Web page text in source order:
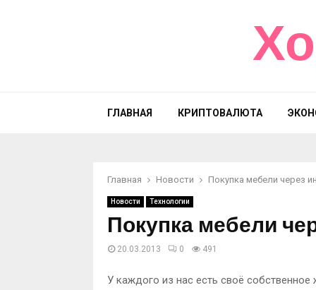
ГЛАВНАЯ КРИПТОВАЛЮТА
Главная Новости Покупка мебели через
Новости Технологии
Покупка мебели
20.03.2013 0 491
У каждого из нас есть своё